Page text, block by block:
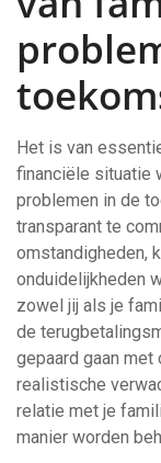
Het is van
financiële situatie
problemen in de
transparant te
omstandigheden,
onduidelijkheden
zowel jij als je
de
gepaard gaan met
realistische
relatie met je
manier worden